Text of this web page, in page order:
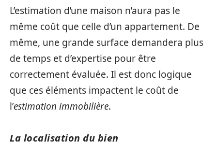
L’estimation d’une maison n’aura pas le
même coût que celle d’un appartement. De
même, une grande surface demandera plus
de temps et d’expertise pour être
correctement évaluée. Il est donc logique
que ces éléments impactent le coût de
l’estimation immobilière.
La localisation du bien